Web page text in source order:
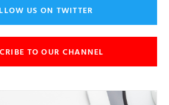
US ON TWITTER
TO OUR CHANNEL